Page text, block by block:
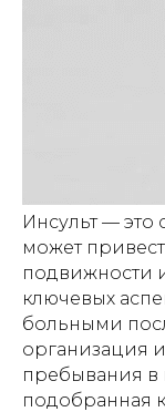
Инсульт — это
может
подвижности
ключевых
больными
организация
пребывания в
подобранная